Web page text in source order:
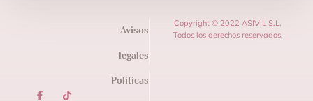
Avisos
legales
Políticas
Copyright © 2022 ASIVIL S.L,
Todos los derechos reservados.